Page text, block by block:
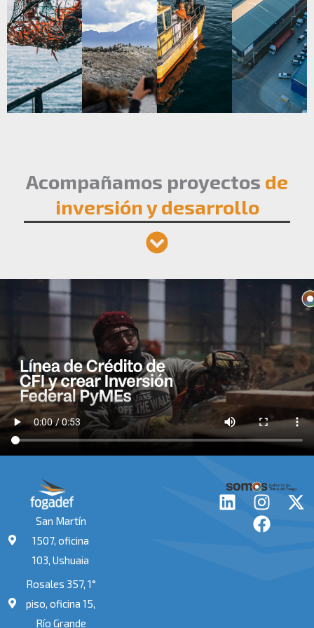
Acompañamos proyectos de
inversión y desarrollo
San Martín
1507, oficina
103, Ushuaia
Rosales 357, 1°
piso, oficina 15,
Río Grande
L
I
n
s
X
F
a
c